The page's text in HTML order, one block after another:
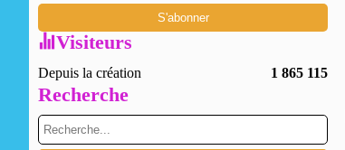
Visiteurs
Depuis la création 1 865 115
Recherche